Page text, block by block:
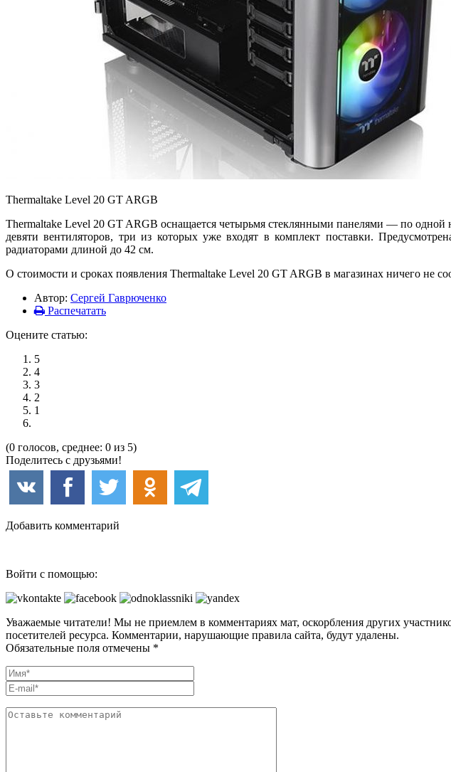
Thermaltake Level 20 GT ARGB
Thermaltake Level 20 GT ARGB оснащается четырьмя стеклянными панелями — по одной
девяти вентиляторов, три из которых уже входят в комплект поставки.
радиаторами длиной до 42 см.
О стоимости и сроках появления Thermaltake Level 20 GT ARGB в магазинах ничего не
Автор: Сергей Гаврюченко
Распечатать
Оцените статью:
5
4
3
2
1
(0 голосов, среднее: 0 из 5)
Поделитесь с друзьями!
Добавить комментарий
Войти с помощью:
Уважаемые читатели! Мы не приемлем в комментариях мат, оскорбления других
посетителей ресурса. Комментарии, нарушающие правила сайта, будут удалены.
Обязательные поля отмечены *